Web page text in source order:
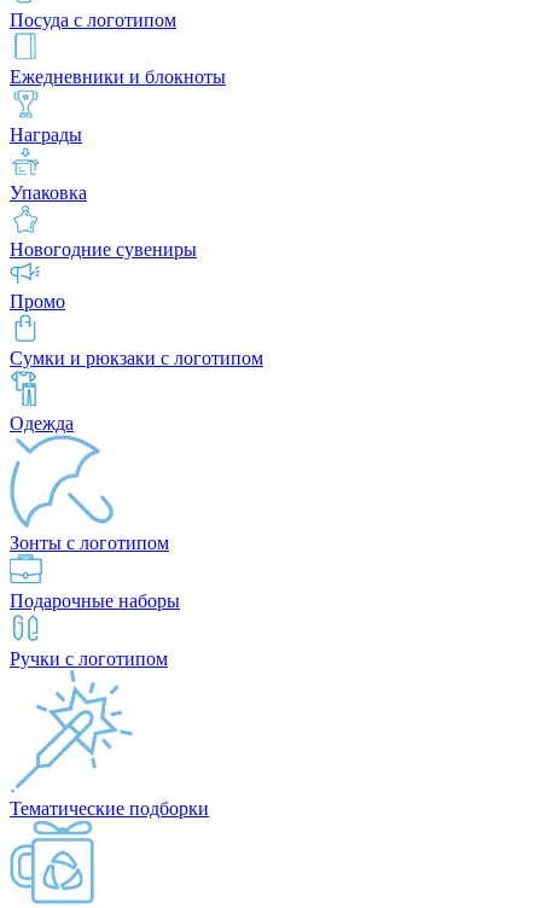
Посуда с логотипом
Ежедневники и блокноты
Награды
Упаковка
Новогодние сувениры
Промо
Сумки и рюкзаки с логотипом
Одежда
Зонты с логотипом
Подарочные наборы
Ручки с логотипом
Тематические подборки